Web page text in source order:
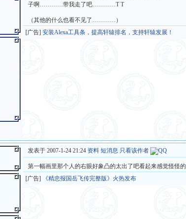
子啊…………带我走了吧…………T T
（其他的什么也看不见了…………）
[广告] 安装Alexa工具条，提高轩辕排名，支持轩辕发展！
发表于 2007-1-24 21:24 资料 短消息 只看该作者
第一幅画里那个人的右眼好象凸的太出了吧看起来感觉怪怪的
[广告]
《精忠报国岳飞传完整版》火热发布